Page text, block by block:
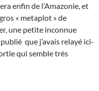
enfin de l’Amazonie, et
« metaplot » de
une petite inconnue
que j’avais relayé ici-
qui semble très